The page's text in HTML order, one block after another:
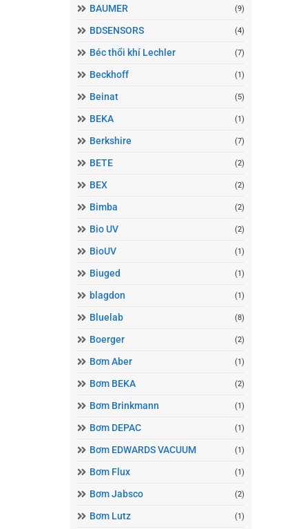
BAUMER (9)
BDSENSORS (4)
Béc thổi khí Lechler (7)
Beckhoff (1)
Beinat (5)
BEKA (1)
Berkshire (7)
BETE (2)
BEX (2)
Bimba (2)
Bio UV (2)
BioUV (1)
Biuged (1)
blagdon (1)
Bluelab (8)
Boerger (2)
Bơm Aber (1)
Bơm BEKA (2)
Bơm Brinkmann (1)
Bơm DEPAC (1)
Bơm EDWARDS VACUUM (1)
Bơm Flux (1)
Bơm Jabsco (2)
Bơm Lutz (1)